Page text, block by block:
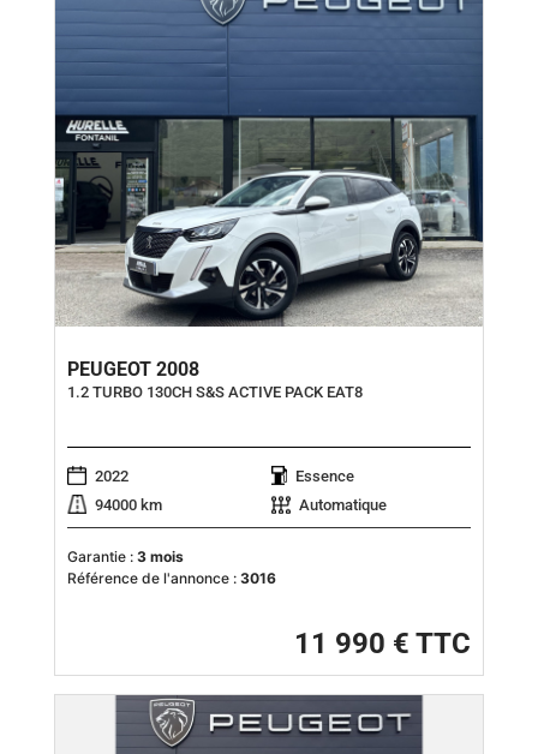
PEUGEOT 2008
1.2 TURBO 130CH S&S ACTIVE PACK EAT8
2022
Essence
94000 km
Automatique
Garantie : 3 mois
Référence de l'annonce : 3016
11 990 € TTC